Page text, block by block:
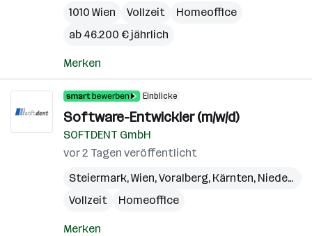
1010 Wien
Vollzeit
Homeoffice
ab 46.200 € jährlich
Merken
Einblicke
Software-Entwickler (m/w/d)
SOFTDENT GmbH
vor 2 Tagen veröffentlicht
Steiermark,Wien,Voralberg, Kärnten, Niederösterreich
Vollzeit
Homeoffice
Merken